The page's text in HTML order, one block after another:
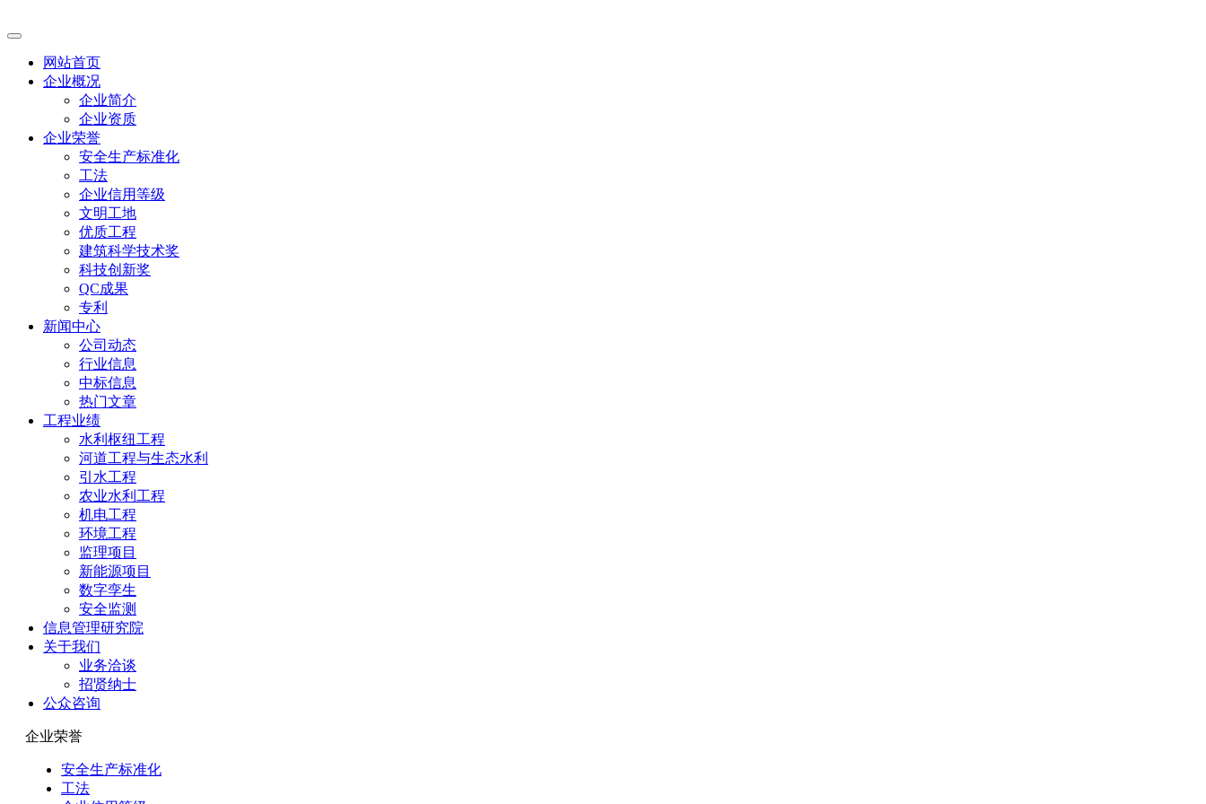
网站首页
企业概况
企业简介
企业资质
企业荣誉
安全生产标准化
工法
企业信用等级
文明工地
优质工程
建筑科学技术奖
科技创新奖
QC成果
专利
新闻中心
公司动态
行业信息
中标信息
热门文章
工程业绩
水利枢纽工程
河道工程与生态水利
引水工程
农业水利工程
机电工程
环境工程
监理项目
新能源项目
数字孪生
安全监测
信息管理研究院
关于我们
业务洽谈
招贤纳士
公众咨询
企业荣誉
安全生产标准化
工法